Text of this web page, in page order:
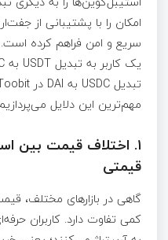
امکان را با پشتیبانی از
سریع و امن فراهم کرده
مهم‌ترین این دلایل
۱. اختلاف قیمت بین
قیمتی
گاهی در بازارهای مختلف،
کمی تفاوت دارد. کاربران